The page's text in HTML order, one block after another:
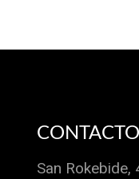
CONTACTO
San Rokebide,